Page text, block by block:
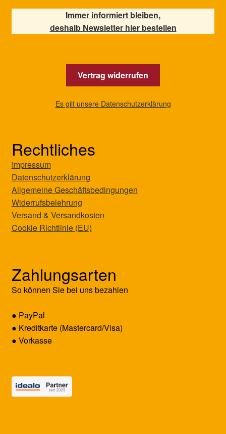
Immer informiert bleiben,
deshalb Newsletter hier bestellen
Vertrag widerrufen
Es gilt unsere Datenschutzerklärung
Rechtliches
Impressum
Datenschutzerklärung
Allgemeine Geschäftsbedingungen
Widerrufsbelehrung
Versand & Versandkosten
Cookie Richtlinie (EU)
Zahlungsarten
So können Sie bei uns bezahlen
● PayPal
● Kreditkarte (Mastercard/Visa)
● Vorkasse